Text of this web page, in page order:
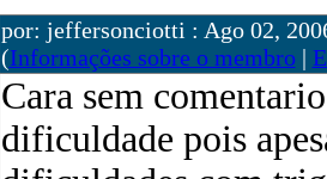
por: jeffersonciotti : Ago 02,
(Informações sobre o membro|
Cara sem
dificuldade pois